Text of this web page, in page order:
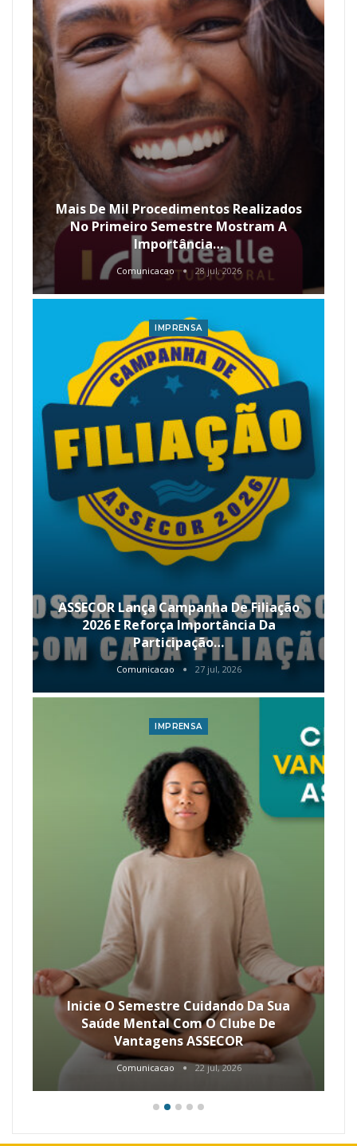
Mais De Mil Procedimentos Realizados
No Primeiro Semestre Mostram A
Importância…
Comunicacao 28 jul, 2026
IMPRENSA
ASSECOR Lança Campanha De Filiação
2026 E Reforça Importância Da
Participação…
Comunicacao 27 jul, 2026
IMPRENSA
Inicie O Semestre Cuidando Da Sua
Saúde Mental Com O Clube De
Vantagens ASSECOR
Comunicacao 22 jul, 2026